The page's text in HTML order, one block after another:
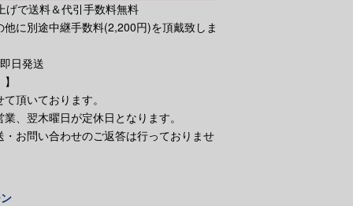
げで送料＆代引手数料無料
に別途中継手数料(2,200円)を頂戴致しま
日発送
頂いております。
、翌木曜日が定休日となります。
お問い合わせのご返答は行っておりませ